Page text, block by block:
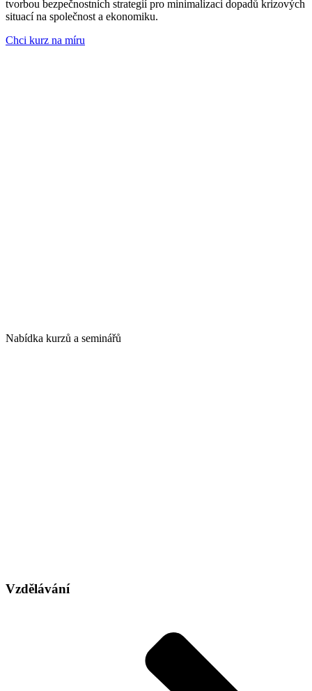
tvorbou bezpečnostních strategií pro minimalizaci dopadů krizových
situací na společnost a ekonomiku.
Chci kurz na míru
Nabídka kurzů a seminářů
Vzdělávání